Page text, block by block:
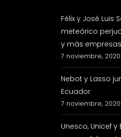
Félix y José Luis
meteórico
y más
7 noviembre, 2020
Nebot y Lasso
Ecuador
7 noviembre, 2020
Unesco, Unicef